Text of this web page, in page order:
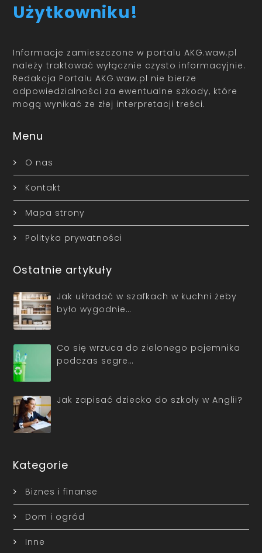
Użytkowniku!
Informacje zamieszczone w portalu AKG.waw.pl
należy traktować wyłącznie czysto informacyjnie.
Redakcja Portalu AKG.waw.pl nie bierze
odpowiedzialności za ewentualne szkody, które
mogą wynikać ze złej interpretacji treści.
Menu
O nas
Kontakt
Mapa strony
Polityka prywatności
Ostatnie artykuły
Jak układać w szafkach w kuchni żeby
było wygodnie…
Co się wrzuca do zielonego pojemnika
podczas segre…
Jak zapisać dziecko do szkoły w Anglii?
Kategorie
Biznes i finanse
Dom i ogród
Inne